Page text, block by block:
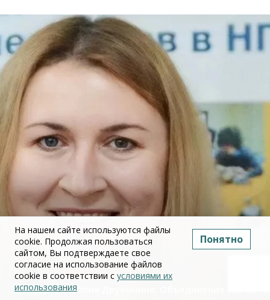
Юлия Дружинина: Объединение ЕГЭ по
На нашем сайте используются файлы
cookie. Продолжая пользоваться
сайтом, Вы подтверждаете свое
согласие на использование файлов
cookie в соответствии с условиями их
использования
Понятно